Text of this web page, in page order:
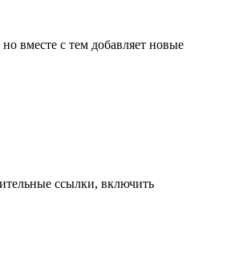
вместе с тем добавляет новые
ссылки, включить